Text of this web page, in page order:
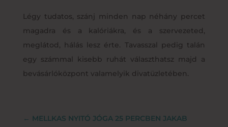
Légy tudatos, szánj minden nap néhány percet
magadra és a kalóriákra, és a szervezeted,
meglátod, hálás lesz érte. Tavasszal pedig talán
egy számmal kisebb ruhát választhatsz majd a
bevásárlóközpont valamelyik divatüzletében.
← MELLKAS NYITÓ JÓGA 25 PERCBEN JAKAB